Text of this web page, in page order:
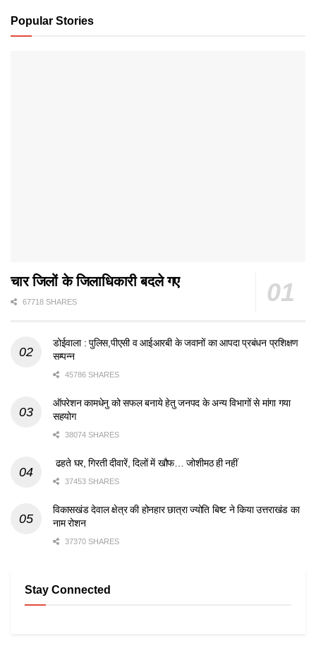
Popular Stories
चार जिलों के जिलाधिकारी बदले गए
67718 SHARES
डोईवाला : पुलिस,पीएसी व आईआरबी के जवानों का आपदा प्रबंधन प्रशिक्षण
सम्पन्न
45786 SHARES
ऑपरेशन कामधेनु को सफल बनाये हेतु जनपद के अन्य विभागों से मांगा गया
सहयोग
38074 SHARES
ढहते घर, गिरती दीवारें, दिलों में खौफ… जोशीमठ ही नहीं
37453 SHARES
विकासखंड देवाल क्षेत्र की होनहार छात्रा ज्योति बिष्ट ने किया उत्तराखंड का
नाम रोशन
37370 SHARES
Stay Connected